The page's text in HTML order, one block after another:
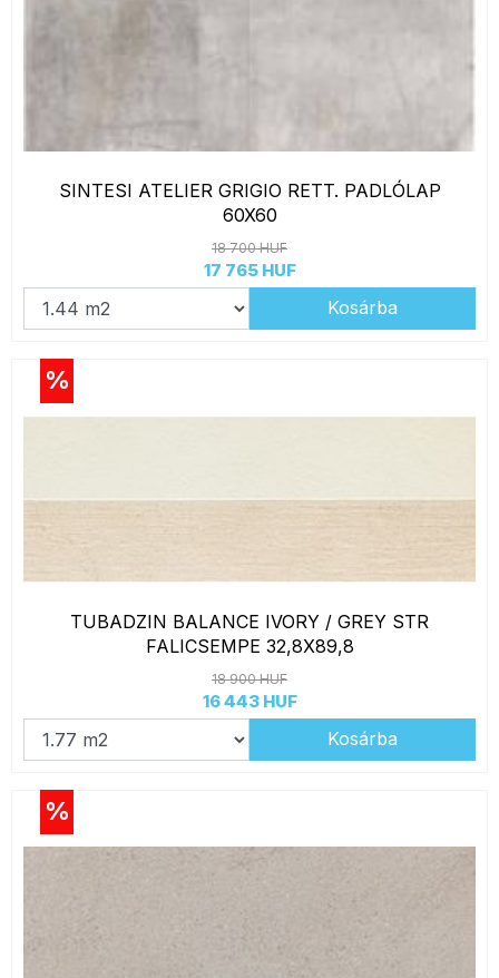
SINTESI ATELIER GRIGIO RETT. PADLÓLAP
60X60
18 700 HUF
17 765 HUF
Kosárba
%
TUBADZIN BALANCE IVORY / GREY STR
FALICSEMPE 32,8X89,8
18 900 HUF
16 443 HUF
Kosárba
%